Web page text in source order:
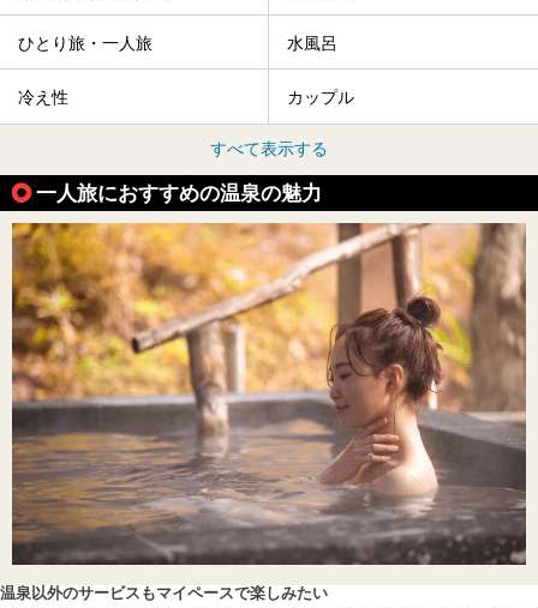
ひとり旅・一人旅 水風呂
冷え性 カップル
すべて表示する
一人旅におすすめの温泉の魅力
温泉以外のサービスもマイペースで楽しみたい